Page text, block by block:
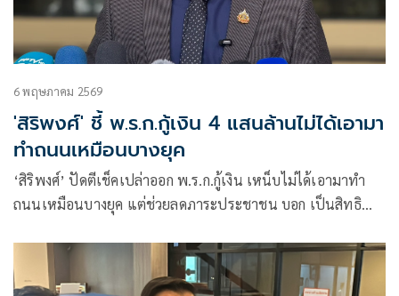
6 พฤษภาคม 2569
'สิริพงศ์' ชี้ พ.ร.ก.กู้เงิน 4 แสนล้านไม่ได้เอามา
ทำถนนเหมือนบางยุค
‘สิริพงศ์’ ปัดตีเช็คเปล่าออก พ.ร.ก.กู้เงิน เหน็บไม่ได้เอามาทำ
ถนนเหมือนบางยุค แต่ช่วยลดภาระประชาชน บอก เป็นสิทธิ
ออก พ.ร.ก.ทุกข้อ